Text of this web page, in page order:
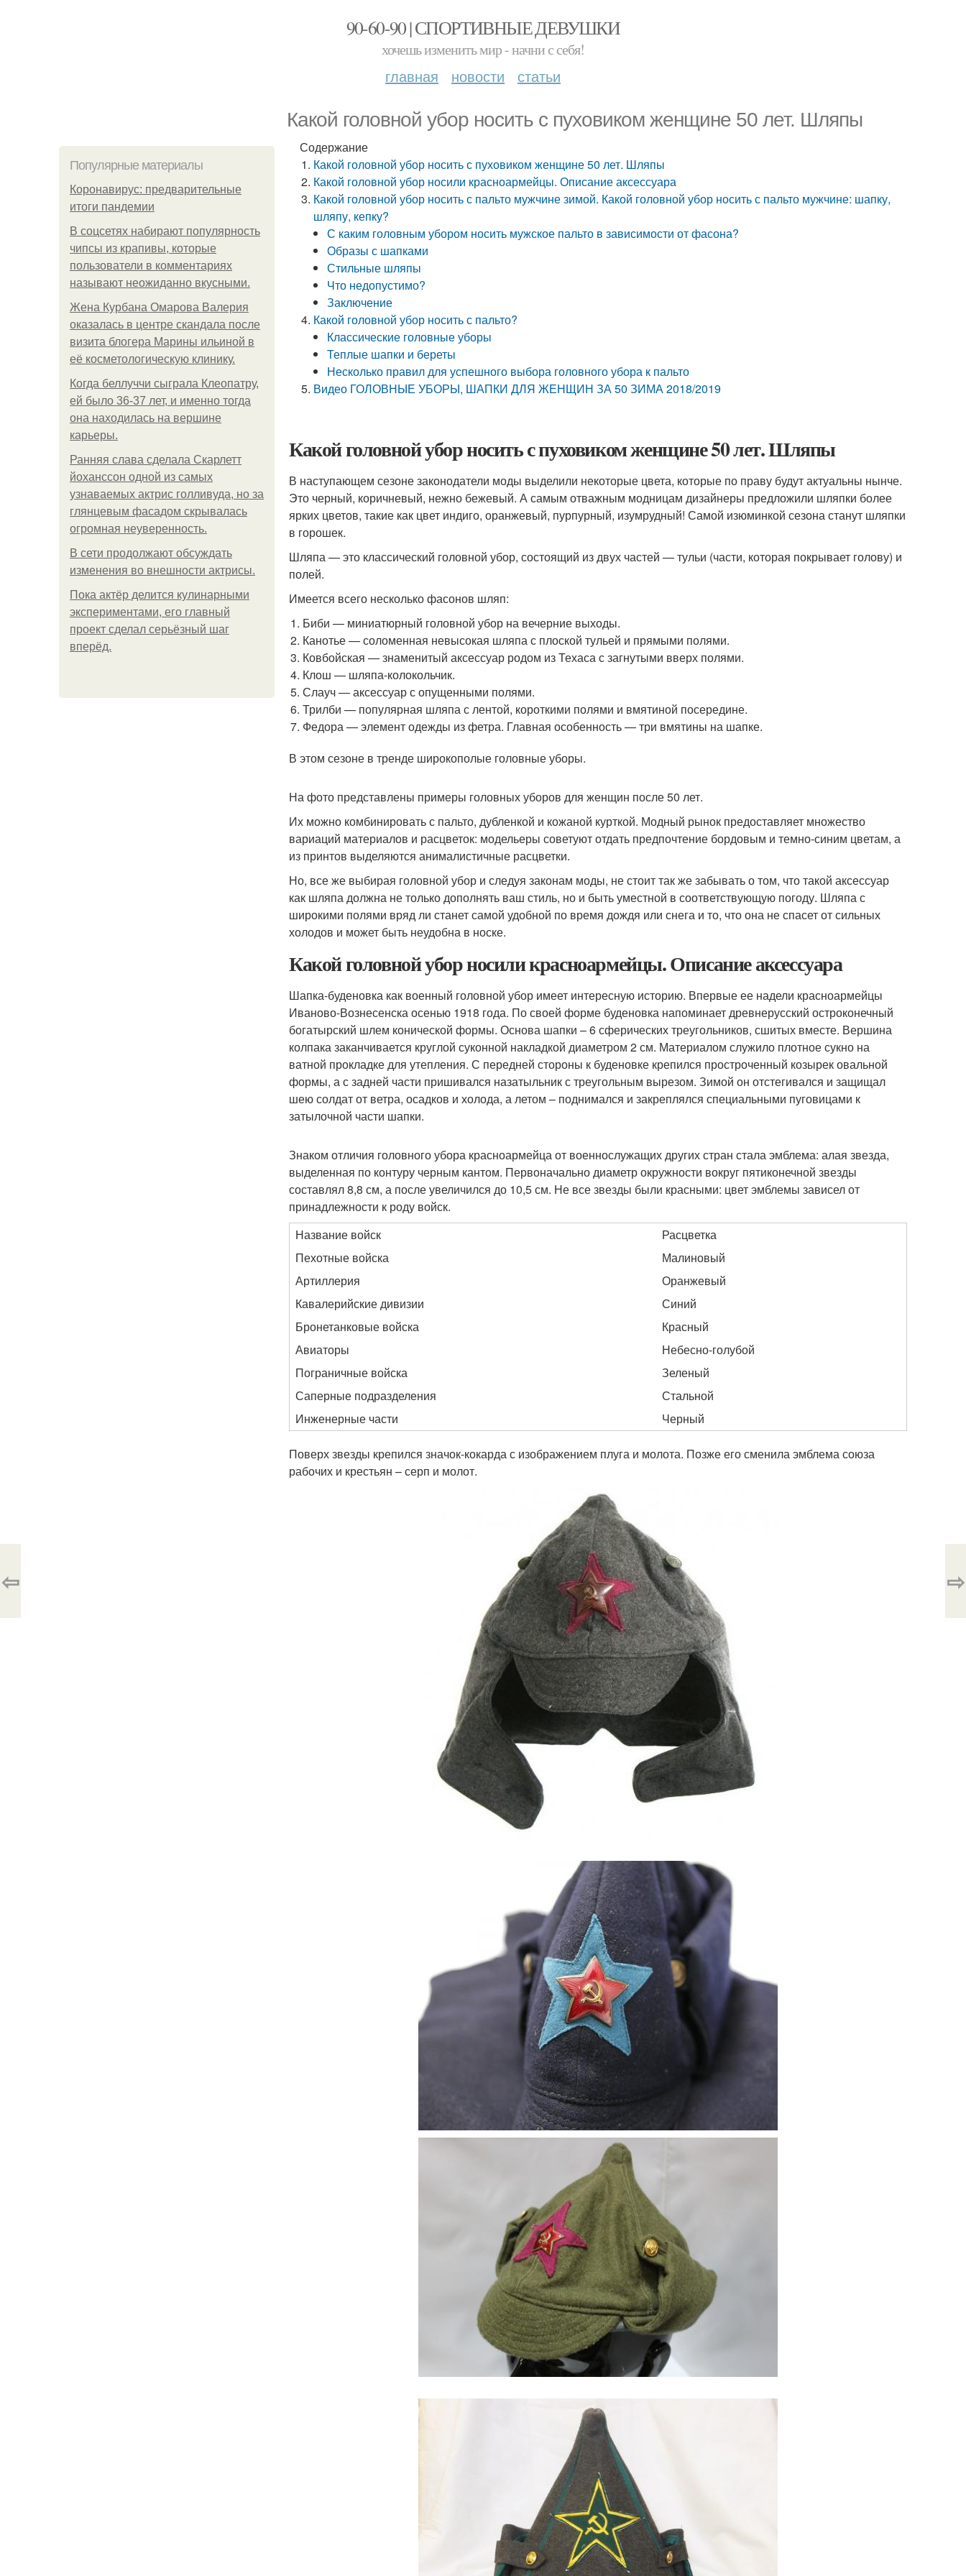
90-60-90 | СПОРТИВНЫЕ ДЕВУШКИ
хочешь изменить мир - начни с себя!
главная новости статьи
Какой головной убор носить с пуховиком женщине 50 лет. Шляпы
Популярные материалы
Коронавирус: предварительные
итоги пандемии
В соцсетях набирают популярность
чипсы из крапивы, которые
пользователи в комментариях
называют неожиданно вкусными.
Жена Курбана Омарова Валерия
оказалась в центре скандала после
визита блогера Марины ильиной в
её косметологическую клинику.
Когда беллуччи сыграла Клеопатру,
ей было 36-37 лет, и именно тогда
она находилась на вершине
карьеры.
Ранняя слава сделала Скарлетт
йоханссон одной из самых
узнаваемых актрис голливуда, но за
глянцевым фасадом скрывалась
огромная неуверенность.
В сети продолжают обсуждать
изменения во внешности актрисы.
Пока актёр делится кулинарными
экспериментами, его главный
проект сделал серьёзный шаг
вперёд.
Содержание
Какой головной убор носить с пуховиком женщине 50 лет. Шляпы
Какой головной убор носили красноармейцы. Описание аксессуара
Какой головной убор носить с пальто мужчине зимой. Какой головной убор носить с пальто мужчине: шапку,
шляпу, кепку?
С каким головным убором носить мужское пальто в зависимости от фасона?
Образы с шапками
Стильные шляпы
Что недопустимо?
Заключение
Какой головной убор носить с пальто?
Классические головные уборы
Теплые шапки и береты
Несколько правил для успешного выбора головного убора к пальто
Видео ГОЛОВНЫЕ УБОРЫ, ШАПКИ ДЛЯ ЖЕНЩИН ЗА 50 ЗИМА 2018/2019
Какой головной убор носить с пуховиком женщине 50 лет. Шляпы
В наступающем сезоне законодатели моды выделили некоторые цвета, которые по праву будут актуальны нынче.
Это черный, коричневый, нежно бежевый. А самым отважным модницам дизайнеры предложили шляпки более
ярких цветов, такие как цвет индиго, оранжевый, пурпурный, изумрудный! Самой изюминкой сезона станут шляпки
в горошек.
Шляпа — это классический головной убор, состоящий из двух частей — тульи (части, которая покрывает голову) и
полей.
Имеется всего несколько фасонов шляп:
Биби — миниатюрный головной убор на вечерние выходы.
Канотье — соломенная невысокая шляпа с плоской тульей и прямыми полями.
Ковбойская — знаменитый аксессуар родом из Техаса с загнутыми вверх полями.
Клош — шляпа-колокольчик.
Слауч — аксессуар с опущенными полями.
Трилби — популярная шляпа с лентой, короткими полями и вмятиной посередине.
Федора — элемент одежды из фетра. Главная особенность — три вмятины на шапке.
В этом сезоне в тренде широкополые головные уборы.
На фото представлены примеры головных уборов для женщин после 50 лет.
Их можно комбинировать с пальто, дубленкой и кожаной курткой. Модный рынок предоставляет множество
вариаций материалов и расцветок: модельеры советуют отдать предпочтение бордовым и темно-синим цветам, а
из принтов выделяются анималистичные расцветки.
Но, все же выбирая головной убор и следуя законам моды, не стоит так же забывать о том, что такой аксессуар
как шляпа должна не только дополнять ваш стиль, но и быть уместной в соответствующую погоду. Шляпа с
широкими полями вряд ли станет самой удобной по время дождя или снега и то, что она не спасет от сильных
холодов и может быть неудобна в носке.
Какой головной убор носили красноармейцы. Описание аксессуара
Шапка-буденовка как военный головной убор имеет интересную историю. Впервые ее надели красноармейцы
Иваново-Вознесенска осенью 1918 года. По своей форме буденовка напоминает древнерусский остроконечный
богатырский шлем конической формы. Основа шапки – 6 сферических треугольников, сшитых вместе. Вершина
колпака заканчивается круглой суконной накладкой диаметром 2 см. Материалом служило плотное сукно на
ватной прокладке для утепления. С передней стороны к буденовке крепился простроченный козырек овальной
формы, а с задней части пришивался назатыльник с треугольным вырезом. Зимой он отстегивался и защищал
шею солдат от ветра, осадков и холода, а летом – поднимался и закреплялся специальными пуговицами к
затылочной части шапки.
Знаком отличия головного убора красноармейца от военнослужащих других стран стала эмблема: алая звезда,
выделенная по контуру черным кантом. Первоначально диаметр окружности вокруг пятиконечной звезды
составлял 8,8 см, а после увеличился до 10,5 см. Не все звезды были красными: цвет эмблемы зависел от
принадлежности к роду войск.
Название войск
Расцветка
Пехотные войска
Малиновый
Артиллерия
Оранжевый
Кавалерийские дивизии
Синий
Бронетанковые войска
Красный
Авиаторы
Небесно-голубой
Пограничные войска
Зеленый
Саперные подразделения
Стальной
Инженерные части
Черный
Поверх звезды крепился значок-кокарда с изображением плуга и молота. Позже его сменила эмблема союза
рабочих и крестьян – серп и молот.
⇦ ⇨